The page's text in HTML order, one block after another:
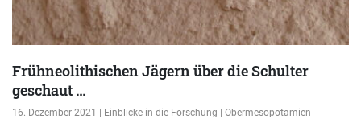
Frühneolithischen Jägern über die Schulter
geschaut …
16. Dezember 2021 | Einblicke in die Forschung | Obermesopotamien